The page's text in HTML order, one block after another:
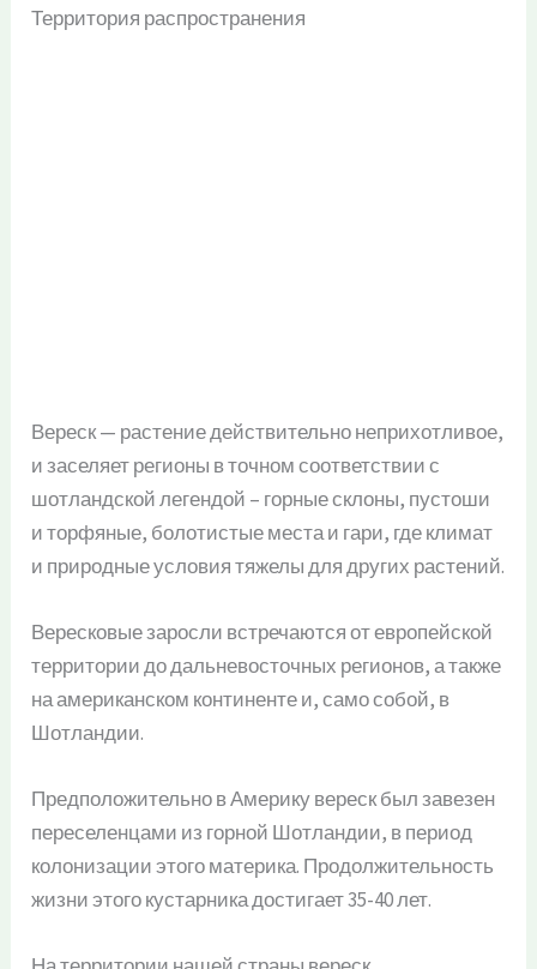
Территория распространения
Вереск — растение действительно неприхотливое,
и заселяет регионы в точном соответствии с
шотландской легендой – горные склоны, пустоши
и торфяные, болотистые места и гари, где климат
и природные условия тяжелы для других растений.
Вересковые заросли встречаются от европейской
территории до дальневосточных регионов, а также
на американском континенте и, само собой, в
Шотландии.
Предположительно в Америку вереск был завезен
переселенцами из горной Шотландии, в период
колонизации этого материка. Продолжительность
жизни этого кустарника достигает 35-40 лет.